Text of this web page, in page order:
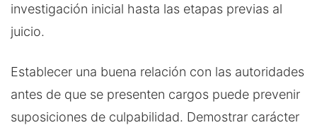
investigación inicial hasta las etapas previas al
juicio.
Establecer una buena relación con las autoridades
antes de que se presenten cargos puede prevenir
suposiciones de culpabilidad. Demostrar carácter